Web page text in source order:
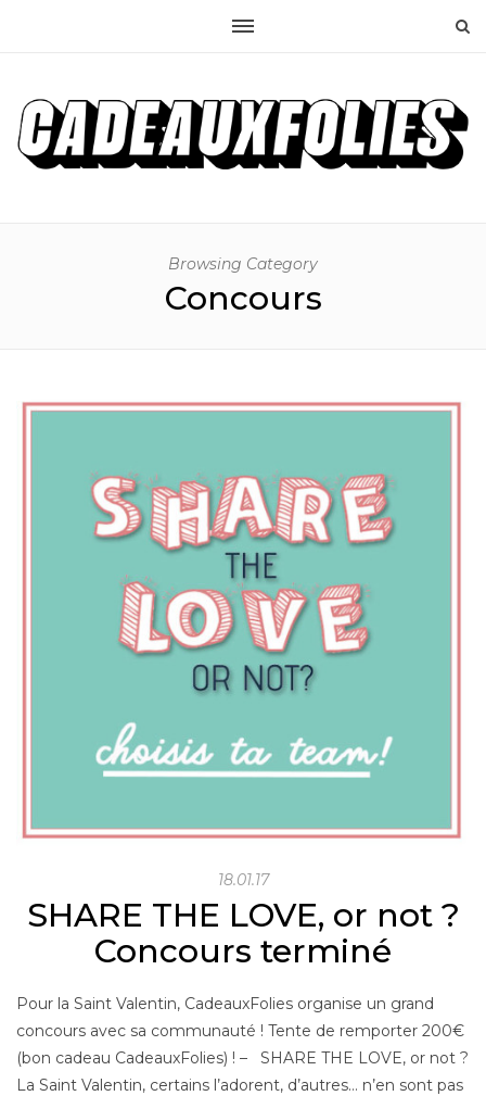
Browsing Category
Concours
18.01.17
SHARE THE LOVE, or not ?
Concours terminé
Pour la Saint Valentin, CadeauxFolies organise un grand
concours avec sa communauté ! Tente de remporter 200€
(bon cadeau CadeauxFolies) ! – SHARE THE LOVE, or not ?
La Saint Valentin, certains l’adorent, d’autres… n’en sont pas